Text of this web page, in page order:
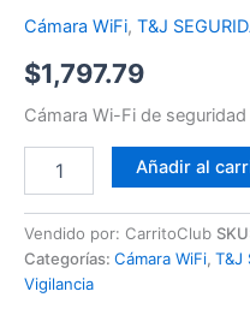
Cámara WiFi, T&J
$1,797.79
Cámara Wi-Fi de
Añadir al
Vendido por: CarritoClub
Categorías: Cámara WiFi, T&J
Vigilancia